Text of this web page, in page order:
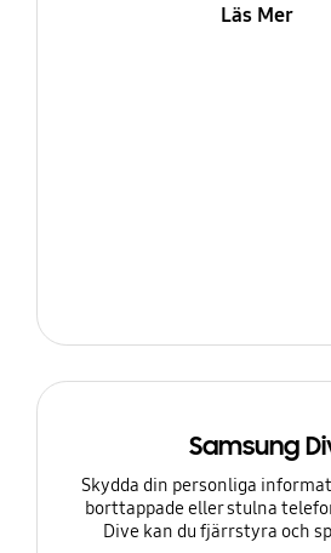
Läs Mer
Samsung
Skydda din personliga
borttappade eller stulna
Dive kan du fjärrstyra och